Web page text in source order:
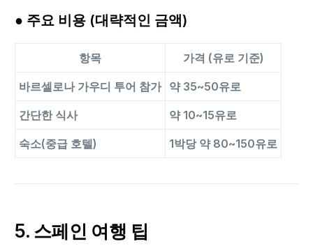
● 주요 비용 (대략적인 금액)
항목 가격 (유로 기준)
바르셀로나 가우디 투어 참가 약 35~50유로
간단한 식사 약 10~15유로
숙소(중급 호텔) 1박당 약 80~150유로
5. 스페인 여행 팁